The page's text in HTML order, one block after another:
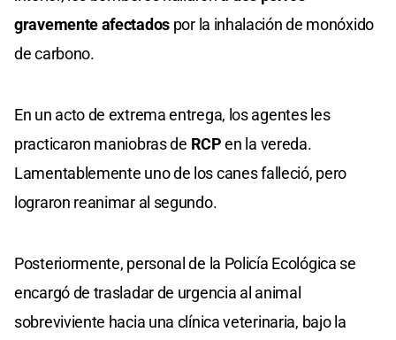
gravemente afectados por la inhalación de monóxido
de carbono.
En un acto de extrema entrega, los agentes les
practicaron maniobras de RCPen la vereda.
Lamentablemente uno de los canes falleció, pero
lograron reanimar al segundo.
Posteriormente, personal de la Policía Ecológica se
encargó de trasladar de urgencia al animal
sobreviviente hacia una clínica veterinaria, bajo la